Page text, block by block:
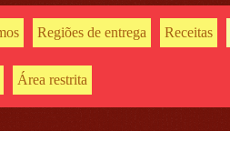
Regiões de entrega Receitas
Área restrita